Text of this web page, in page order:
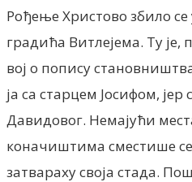
Рођење Христово збило
градића Витлејема. Ту је,
вој о попису
ја са старцем Јосифом,
Давидовог. Немајући
коначиштима сместише
затвараху своја стада.